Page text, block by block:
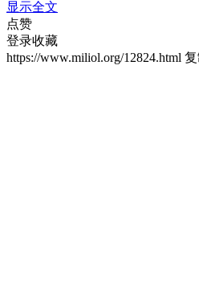
显示全文
点赞
登录收藏
https://www.miliol.org/12824.html